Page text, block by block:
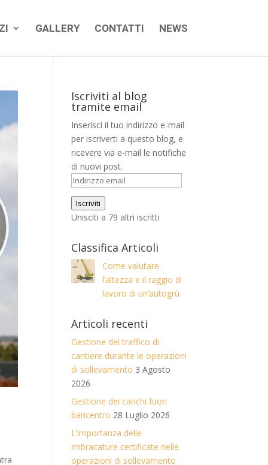
GALLERY CONTATTI NEWS
Iscriviti al blog
tramite email
Inserisci il tuo indirizzo e-mail
per iscriverti a questo blog, e
ricevere via e-mail le notifiche
di nuovi post.
Indirizzo
email
Iscriviti
Unisciti a 79 altri iscritti
Classifica Articoli
Come valutare
l’altezza e il raggio di
lavoro di un’autogrù
Articoli recenti
Gestione del traffico di
cantiere durante le operazioni
di sollevamento 3 Agosto
2026
Gestione dei carichi fuori
baricentro 28 Luglio 2026
L’importanza delle
imbracature certificate nelle
operazioni di sollevamento